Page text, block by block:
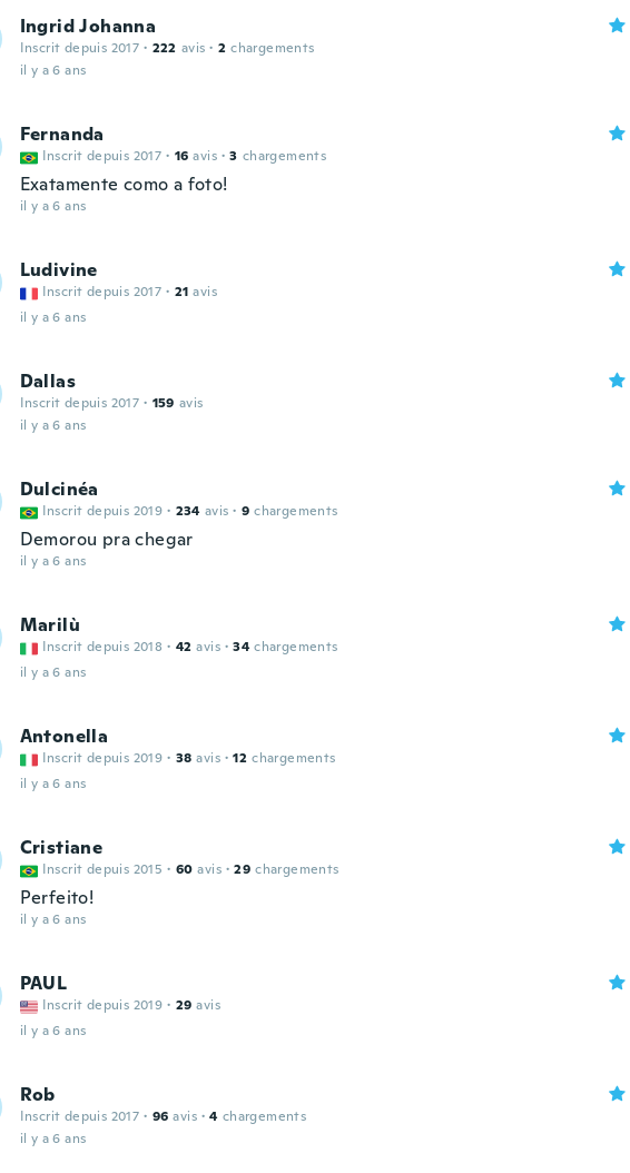
Ingrid Johanna
Inscrit depuis 2017 · 222 avis · 2 chargements
il y a 6 ans
Fernanda
Inscrit depuis 2017 · 16 avis · 3 chargements
Exatamente como a foto!
il y a 6 ans
Ludivine
Inscrit depuis 2017 · 21 avis
il y a 6 ans
Dallas
Inscrit depuis 2017 · 159 avis
il y a 6 ans
Dulcinéa
Inscrit depuis 2019 · 234 avis · 9 chargements
Demorou pra chegar
il y a 6 ans
Marilù
Inscrit depuis 2018 · 42 avis · 34 chargements
il y a 6 ans
Antonella
Inscrit depuis 2019 · 38 avis · 12 chargements
il y a 6 ans
Cristiane
Inscrit depuis 2015 · 60 avis · 29 chargements
Perfeito!
il y a 6 ans
PAUL
Inscrit depuis 2019 · 29 avis
il y a 6 ans
Rob
Inscrit depuis 2017 · 96 avis · 4 chargements
il y a 6 ans